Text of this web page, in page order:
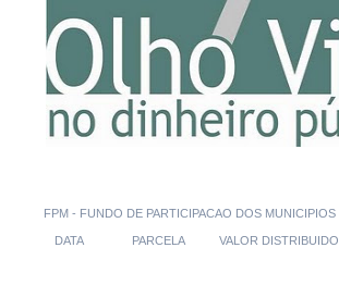
FPM - FUNDO DE PARTICIPACAO DOS MUNICIPIOS
DATA PARCELA VALOR DISTRIBUIDO